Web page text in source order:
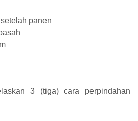
panen
3 (tiga) cara perpindahan